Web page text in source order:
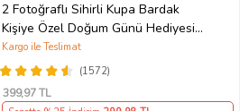
2 Fotoğraflı Sihirli Kupa Bardak
Kişiye Özel Doğum Günü Hediyesi
Sevgiliye Hediye Anneye Babaya
Ablaya Abiye Kız Erkek Kardeşe
Arkadaşa Resimli Günü Yıl Dönümü
Hediyesi
(1572)
Kargo ile Teslimat
399,97 TL